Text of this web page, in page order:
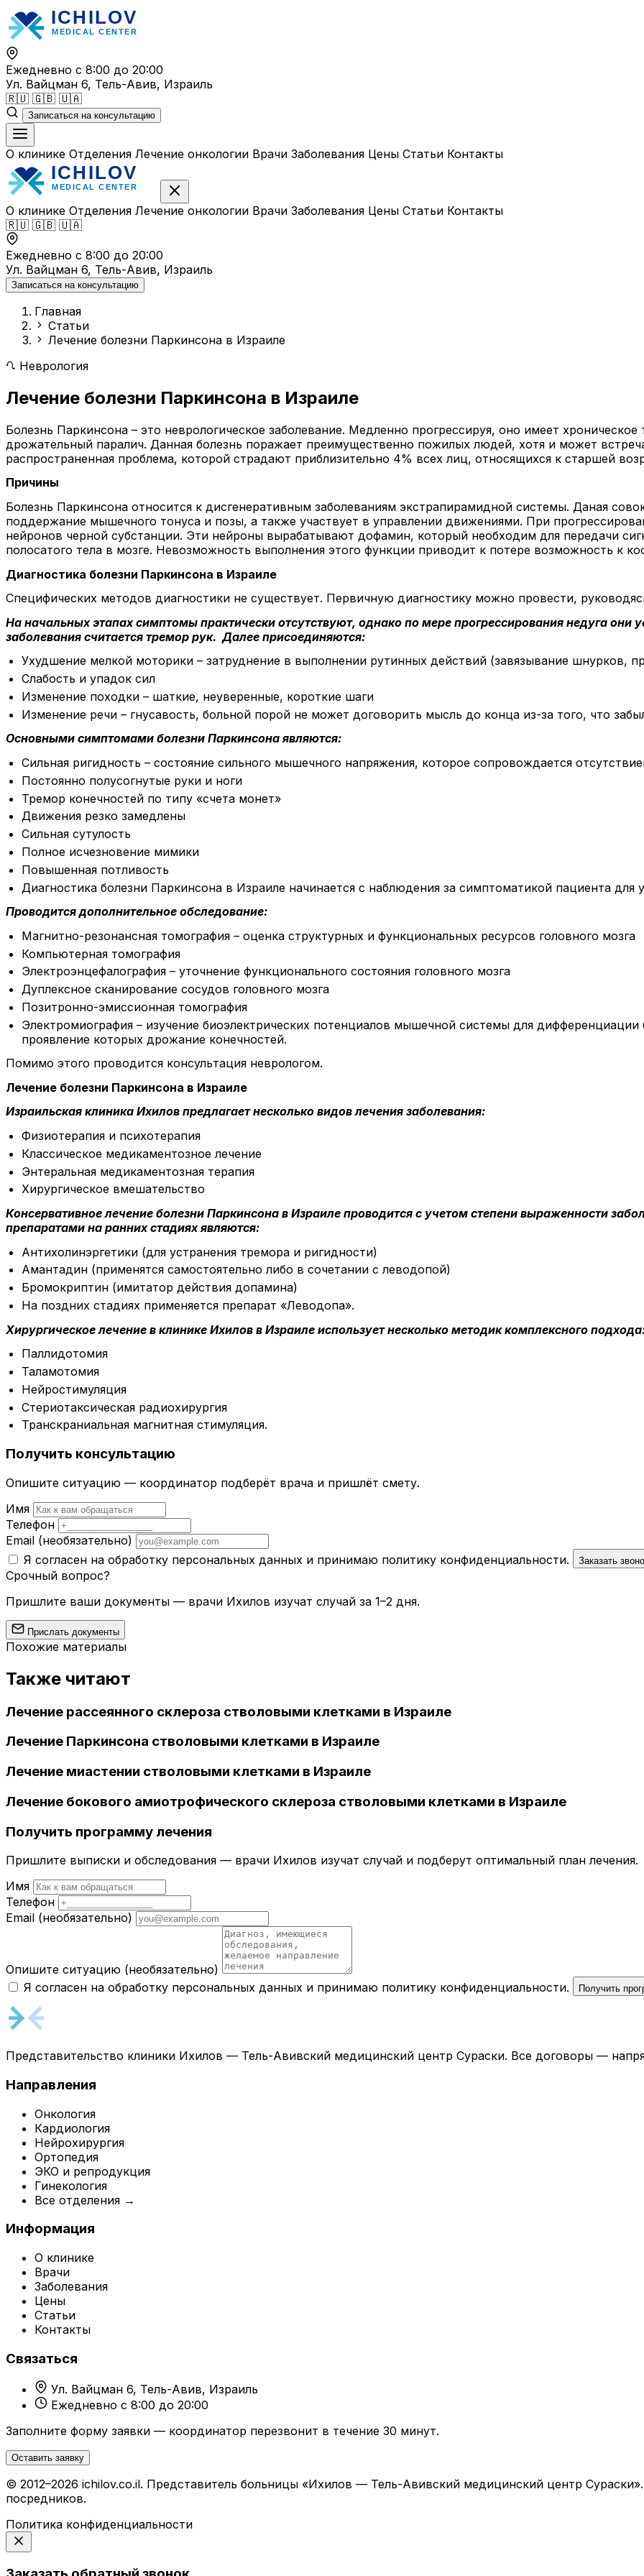
Перейти
к
содержимому
Ежедневно с 8:00 до 20:00
Ул. Вайцман 6, Тель-Авив, Израиль
🇷🇺 🇬🇧 🇺🇦
Записаться на консультацию
О клинике Отделения Лечение онкологии Врачи Заболевания Цены Статьи Контакты
О клинике Отделения Лечение онкологии Врачи Заболевания Цены Статьи Контакты
🇷🇺 🇬🇧 🇺🇦
Ежедневно с 8:00 до 20:00
Ул. Вайцман 6, Тель-Авив, Израиль
Записаться на консультацию
Главная
Статьи
Лечение болезни Паркинсона в Израиле
Неврология
Лечение болезни Паркинсона в Израиле
Болезнь Паркинсона – это неврологическое заболевание. Медленно прогрессируя, оно имеет хроническое
дрожательный паралич. Данная болезнь поражает преимущественно пожилых людей, хотя и может
распространенная проблема, которой страдают приблизительно 4% всех лиц, относящихся к старшей
Причины
Болезнь Паркинсона относится к дисгенеративным заболеваниям экстрапирамидной системы. Даная
поддержание мышечного тонуса и позы, а также участвует в управлении движениями. При
нейронов черной субстанции. Эти нейроны вырабатывают дофамин, который необходим для передачи
полосатого тела в мозге. Невозможность выполнения этого функции приводит к потере возможность к
Диагностика болезни Паркинсона в Израиле
Специфических методов диагностики не существует. Первичную диагностику можно провести,
На начальных этапах симптомы практически отсутствуют, однако по мере прогрессирования недуга
заболевания считается тремор рук. Далее присоединяются:
Ухудшение мелкой моторики – затруднение в выполнении рутинных действий (завязывание шнурков,
Слабость и упадок сил
Изменение походки – шаткие, неуверенные, короткие шаги
Изменение речи – гнусавость, больной порой не может договорить мысль до конца из-за того, что
Основными симптомами болезни Паркинсона являются:
Сильная ригидность – состояние сильного мышечного напряжения, которое сопровождается
Постоянно полусогнутые руки и ноги
Тремор конечностей по типу «счета монет»
Движения резко замедлены
Сильная сутулость
Полное исчезновение мимики
Повышенная потливость
Диагностика болезни Паркинсона в Израиле начинается с наблюдения за симптоматикой пациента для
Проводится дополнительное обследование:
Магнитно-резонансная томография – оценка структурных и функциональных ресурсов головного мозга
Компьютерная томография
Электроэнцефалография – уточнение функционального состояния головного мозга
Дуплексное сканирование сосудов головного мозга
Позитронно-эмиссионная томография
Электромиография – изучение биоэлектрических потенциалов мышечной системы для
проявление которых дрожание конечностей.
Помимо этого проводится консультация неврологом.
Лечение болезни Паркинсона в Израиле
Израильская клиника Ихилов предлагает несколько видов лечения заболевания:
Физиотерапия и психотерапия
Классическое медикаментозное лечение
Энтеральная медикаментозная терапия
Хирургическое вмешательство
Консервативное лечение болезни Паркинсона в Израиле проводится с учетом степени выраженности
препаратами на ранних стадиях являются:
Антихолинэргетики (для устранения тремора и ригидности)
Амантадин (применятся самостоятельно либо в сочетании с леводопой)
Бромокриптин (имитатор действия допамина)
На поздних стадиях применяется препарат «Леводопа».
Хирургическое лечение в клинике Ихилов в Израиле использует несколько методик комплексного
Паллидотомия
Таламотомия
Нейростимуляция
Стериотаксическая радиохирургия
Транскраниальная магнитная стимуляция.
Получить консультацию
Опишите ситуацию — координатор подберёт врача и пришлёт смету.
Имя
Телефон
Email (необязательно)
Я согласен на обработку персональных данных и принимаю политику конфиденциальности. Заказать
Срочный вопрос?
Пришлите ваши документы — врачи Ихилов изучат случай за 1–2 дня.
Прислать документы
Похожие материалы
Также читают
Лечение рассеянного склероза стволовыми клетками в Израиле
Лечение Паркинсона стволовыми клетками в Израиле
Лечение миастении стволовыми клетками в Израиле
Лечение бокового амиотрофического склероза стволовыми клетками в Израиле
Получить программу лечения
Пришлите выписки и обследования — врачи Ихилов изучат случай и подберут оптимальный план лечения.
Имя
Телефон
Email (необязательно)
Опишите ситуацию (необязательно)
Я согласен на обработку персональных данных и принимаю политику конфиденциальности. Получить
Представительство клиники Ихилов — Тель-Авивский медицинский центр Сураски. Все договоры —
Направления
Онкология
Кардиология
Нейрохирургия
Ортопедия
ЭКО и репродукция
Гинекология
Все отделения →
Информация
О клинике
Врачи
Заболевания
Цены
Статьи
Контакты
Связаться
Ул. Вайцман 6, Тель-Авив, Израиль
Ежедневно с 8:00 до 20:00
Заполните форму заявки — координатор перезвонит в течение 30 минут.
Оставить заявку
© 2012–2026 ichilov.co.il. Представитель больницы «Ихилов — Тель-Авивский медицинский центр
посредников.
Политика конфиденциальности